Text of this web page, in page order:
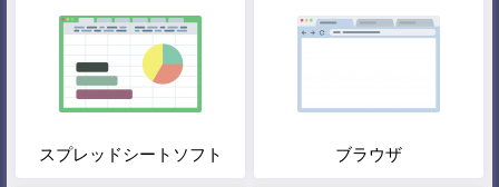
スプレッドシートソフト ブラウザ